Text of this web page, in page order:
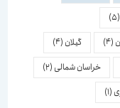
گیلان(4)
خراسان شمالی(2)